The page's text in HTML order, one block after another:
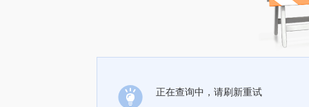
正在查询中，请刷新重试